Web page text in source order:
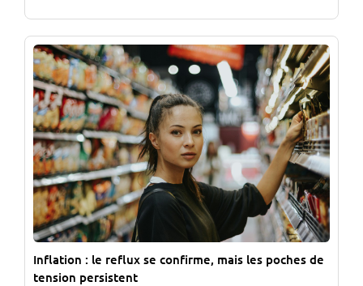
Inflation : le reflux se confirme, mais les poches de
tension persistent